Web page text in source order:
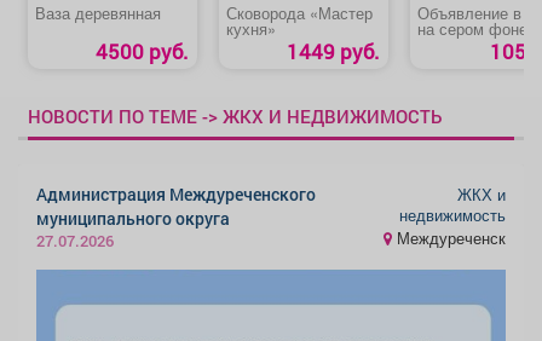
Ваза деревянная
4500 руб.
Сковорода «Мастер
кухня»
1449 руб.
Объявление в
на сером фоне
105
НОВОСТИ ПО ТЕМЕ -> ЖКХ И НЕДВИЖИМОСТЬ
Администрация Междуреченского
муниципального округа
27.07.2026
ЖКХ и
недвижимость
Междуреченск